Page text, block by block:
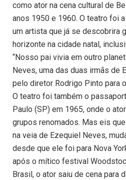
como ator na cena cultural de
anos 1950 e 1960. O teatro foi
um artista que já se descobrira
horizonte na cidade natal,
“Nosso pai vivia em outro
Neves, uma das duas irmãs de
pelo diretor Rodrigo Pinto para
O teatro foi também o
Paulo (SP) em 1965, onde o
grupos renomados. Mas eis
na veia de Ezequiel Neves,
desde que ele foi para Nova
após o mítico festival
Brasil, o ator saiu de cena para